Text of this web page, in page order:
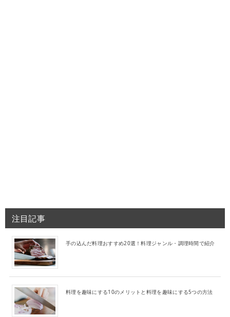
注目記事
手の込んだ料理おすすめ20選！料理ジャンル・調理時間で紹介
料理を趣味にする10のメリットと料理を趣味にする5つの方法